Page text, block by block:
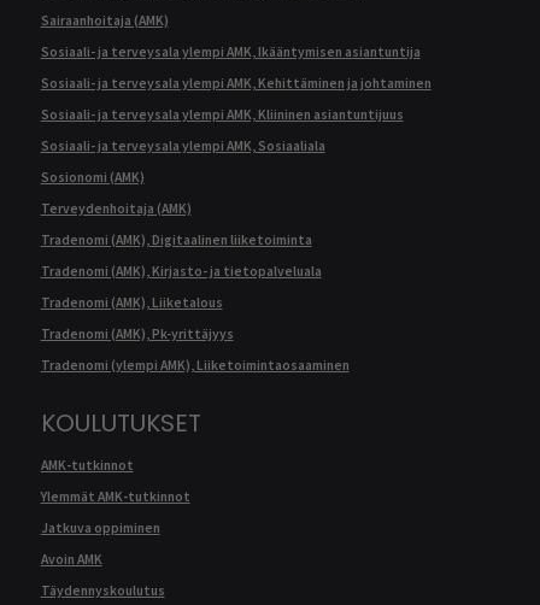
Sairaanhoitaja (AMK)
Sosiaali- ja terveysala ylempi AMK, Ikääntymisen asiantuntija
Sosiaali- ja terveysala ylempi AMK, Kehittäminen ja johtaminen
Sosiaali- ja terveysala ylempi AMK, Kliininen asiantuntijuus
Sosiaali- ja terveysala ylempi AMK, Sosiaaliala
Sosionomi (AMK)
Terveydenhoitaja (AMK)
Tradenomi (AMK), Digitaalinen liiketoiminta
Tradenomi (AMK), Kirjasto- ja tietopalveluala
Tradenomi (AMK), Liiketalous
Tradenomi (AMK), Pk-yrittäjyys
Tradenomi (ylempi AMK), Liiketoimintaosaaminen
KOULUTUKSET
AMK-tutkinnot
Ylemmät AMK-tutkinnot
Jatkuva oppiminen
Avoin AMK
Täydennyskoulutus